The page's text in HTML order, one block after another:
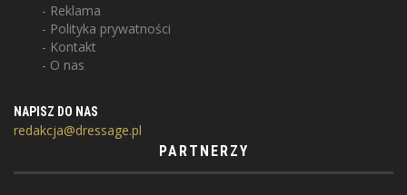
Reklama
Polityka prywatności
Kontakt
O nas
NAPISZ DO NAS
redakcja@dressage.pl
PARTNERZY